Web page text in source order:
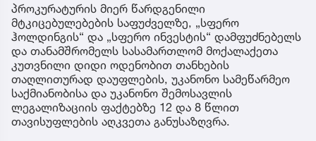
პროკურატურის მიერ წარდგენილი
მტკიცებულებების საფუძველზე, „სფერო
ჰოლდინგის“ და „სფერო ინვესტის“ დამფუძნებელს
და თანამშრომელს სასამართლომ მოქალაქეთა
კუთვნილი დიდი ოდენობით თანხების
თაღლითურად დაუფლების, უკანონო სამეწარმეო
საქმიანობისა და უკანონო შემოსავლის
ლეგალიზაციის ფაქტებზე 12 და 8 წლით
თავისუფლების აღკვეთა განუსაზღვრა.